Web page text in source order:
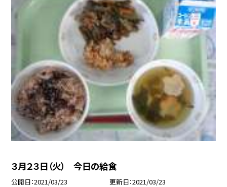
３月２３日（火） 今日の給食
公開日 2021/03/23 更新日 2021/03/23